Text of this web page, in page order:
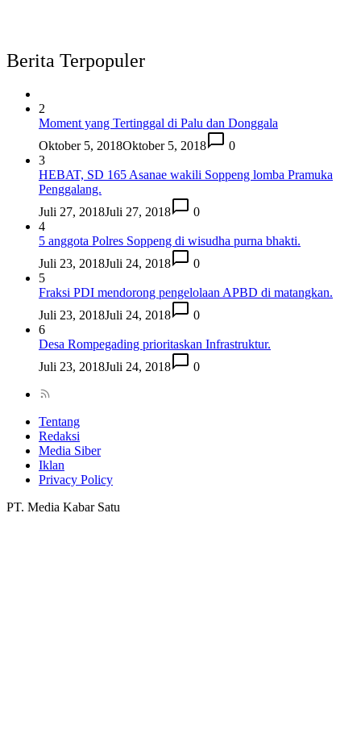
Berita Terpopuler
2
Moment yang Tertinggal di Palu dan Donggala
Oktober 5, 2018Oktober 5, 2018
0
3
HEBAT, SD 165 Asanae wakili Soppeng lomba Pramuka
Penggalang.
Juli 27, 2018Juli 27, 2018
0
4
5 anggota Polres Soppeng di wisudha purna bhakti.
Juli 23, 2018Juli 24, 2018
0
5
Fraksi PDI mendorong pengelolaan APBD di matangkan.
Juli 23, 2018Juli 24, 2018
0
6
Desa Rompegading prioritaskan Infrastruktur.
Juli 23, 2018Juli 24, 2018 0
Tentang
Redaksi
Media Siber
Iklan
Privacy Policy
PT. Media Kabar Satu